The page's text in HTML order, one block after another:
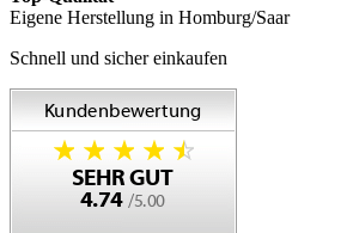
Eigene Herstellung in Homburg/Saar
Schnell und sicher einkaufen